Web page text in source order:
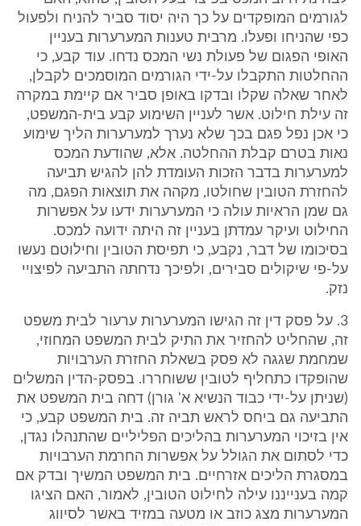
לגורמים המופקדים על כך היה יסוד סביר להניח ולפעול
כפי שהניחו ופעלו. מרבית טענות המערערות בעניין
האופי הפגום של פעולת נשי המכס נדחו. עוד קבע, כי
ההחלטות התקבלו על-ידי הגורמים המוסמכים לקבלן,
לאחר שאלה שקלו ובדקו באופן סביר אם קיימת במקרה
זה עילת חילוט. אשר לעניין השימוע קבע בית-המשפט,
כי אכן נפל פגם בכך שלא נערך למערערות הליך שימוע
נאות בטרם קבלת ההחלטה. אלא, שהודעת המכס
למערערות בדבר הזכות העומדת להן להגיש תביעה
להחזרת הטובין שחולטו, מקהה את תוצאות הפגם, מה
גם שמן הראיות עולה כי המערערות ידעו על אפשרות
החילוט ועיקר עמדתן בעניין זה היתה ידועה למכס.
בסיכומו של דבר, נקבע, כי תפיסת הטובין וחילוטם נעשו
על-פי שיקולים סבירים, ולפיכך נדחתה התביעה לפיצויי
נזק.
‎3. על פסק דין זה הגישו המערערות ערעור לבית משפט
זה, שהחליט להחזיר את התיק לבית המשפט המחוזי,
שמחמת שגגה לא פסק בשאלת החזרת הערבויות
שהופקדו כתחליף לטובין ששוחררו. בפסק-הדין המשלים
(שניתן על-ידי כבוד הנשיא א' גורן) דחה בית המשפט את
התביעה גם ביחס לראש תביה זה. בית המשפט קבע, כי
אין בזיכוי המערערות בהליכים הפליליים שהתנהלו נגדן,
כדי לסתום את הגולל על אפשרות החרמת הערבויות
במסגרת הליכים אזרחיים. בית המשפט המשיך ובדק אם
קמה בענייננו עילה לחילוט הטובין, לאמור, האם הציגו
המערערות מצג כוזב או מטעה במזיד באשר לסיווג